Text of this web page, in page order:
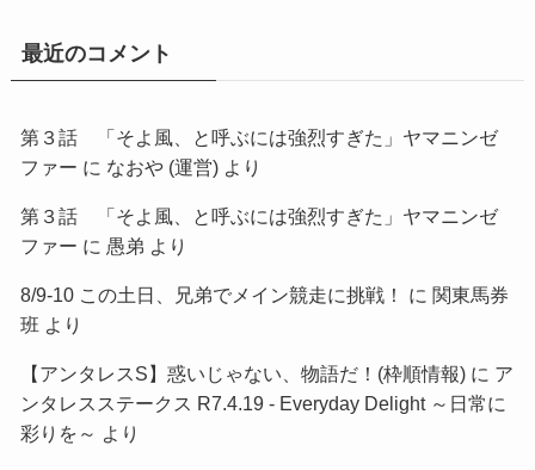
最近のコメント
第３話 「そよ風、と呼ぶには強烈すぎた」ヤマニンゼ
ファー に なおや (運営)より
第３話 「そよ風、と呼ぶには強烈すぎた」ヤマニンゼ
ファー に 愚弟 より
8/9-10 この土日、兄弟でメイン競走に挑戦！ に 関東馬券
班 より
【アンタレスS】惑いじゃない、物語だ！(枠順情報)に ア
ンタレスステークス R7.4.19 - Everyday Delight ～日常に
彩りを～ より